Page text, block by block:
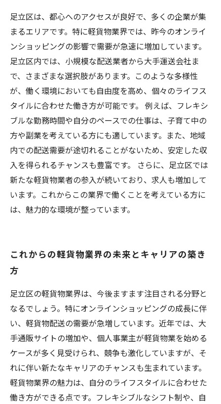
足立区は、都心へのアクセスが良好で、多くの企業が集
まるエリアです。特に軽貨物業界では、昨今のオンライ
ンショッピングの影響で需要が急速に増加しています。
足立区内では、小規模な配送業者から大手運送会社ま
で、さまざまな選択肢があります。このような多様性
が、働く環境においても自由度を高め、個々のライフス
タイルに合わせた働き方が可能です。 例えば、フレキシ
ブルな勤務時間や自分のペースでの仕事は、子育て中の
方や副業を考えている方にも適しています。また、地域
内での配送需要が途切れることがないため、安定した収
入を得られるチャンスも豊富です。 さらに、足立区では
新たな軽貨物業者の参入が続いており、求人も増加して
います。これからこの業界で働くことを考えている方に
は、魅力的な環境が整っています。
これからの軽貨物業界の未来とキャリアの築き
方
足立区の軽貨物業界は、今後ますます注目される分野と
なるでしょう。特にオンラインショッピングの成長に伴
い、軽貨物配送の需要が急増しています。近年では、大
手通販サイトの増加や、個人事業主が軽貨物業を始める
ケースが多く見受けられ、競争も激化していますが、そ
れに伴い新たなキャリアのチャンスも生まれています。
軽貨物業界の魅力は、自分のライフスタイルに合わせた
働き方ができる点です。フレキシブルなシフト制や、自